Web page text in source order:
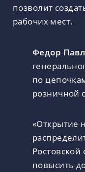
позволит
рабочих мест.
Федор
по
розничной
«Открытие
Ростовской
повысить